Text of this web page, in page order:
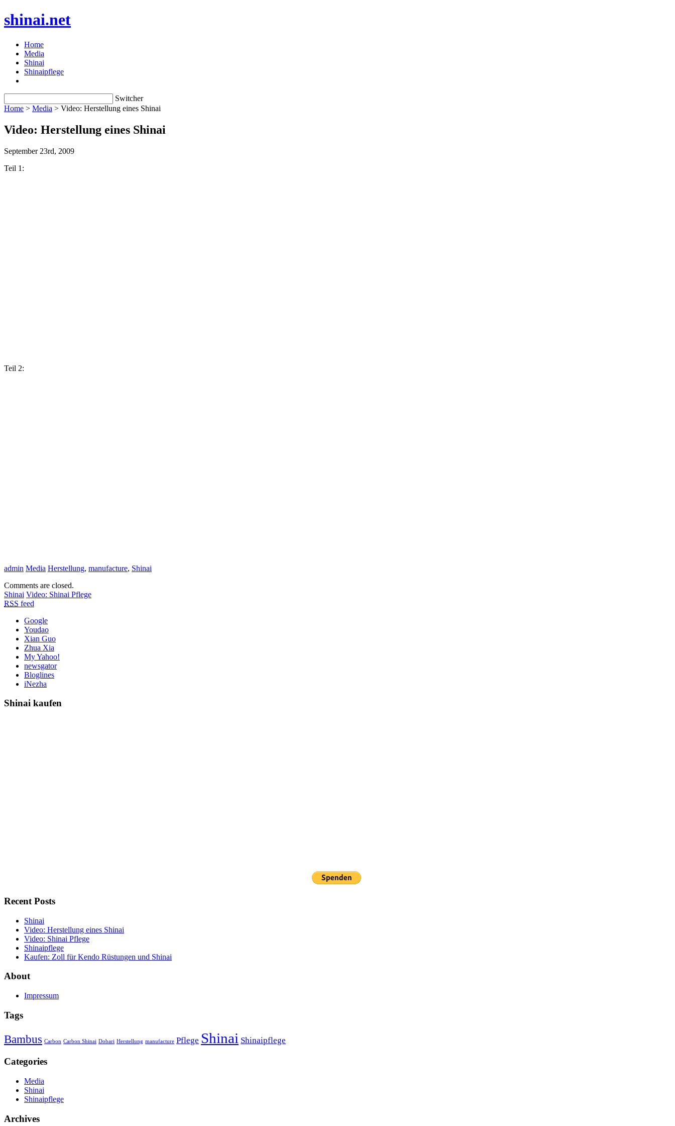
shinai.net
Home
Media
Shinai
Shinaipflege
Switcher
Home > Media > Video: Herstellung eines Shinai
Video: Herstellung eines Shinai
September 23rd, 2009
Teil 1:
Teil 2:
admin Media Herstellung, manufacture, Shinai
Comments are closed.
Shinai Video: Shinai Pflege
RSS feed
Google
Youdao
Xian Guo
Zhua Xia
My Yahoo!
newsgator
Bloglines
iNezha
Shinai kaufen
Recent Posts
Shinai
Video: Herstellung eines Shinai
Video: Shinai Pflege
Shinaipflege
Kaufen: Zoll für Kendo Rüstungen und Shinai
About
Impressum
Tags
Bambus Carbon Carbon Shinai Dobari Herstellung manufacture Pflege Shinai Shinaipflege
Categories
Media
Shinai
Shinaipflege
Archives